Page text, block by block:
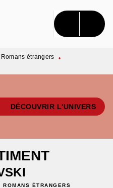
CONTENU
Romans étrangers
•
DÉCOUVRIR L'UNIVERS
ROMANS ÉTRANGERS